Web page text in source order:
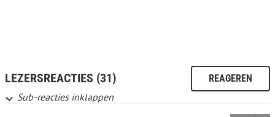
LEZERSREACTIES (31) REAGEREN
Sub-reacties inklappen